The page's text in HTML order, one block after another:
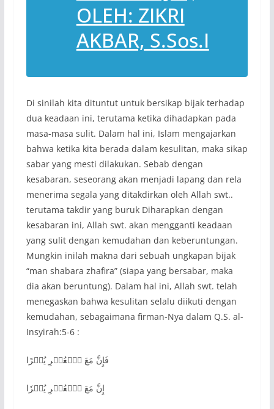
OLEH: ZIKRI
AKBAR, S.Sos.I
Di sinilah kita dituntut untuk bersikap bijak terhadap
dua keadaan ini, terutama ketika dihadapkan pada
masa-masa sulit. Dalam hal ini, Islam mengajarkan
bahwa ketika kita berada dalam kesulitan, maka sikap
sabar yang mesti dilakukan. Sebab dengan
kesabaran, seseorang akan menjadi lapang dan rela
menerima segala yang ditakdirkan oleh Allah swt..
terutama takdir yang buruk Diharapkan dengan
kesabaran ini, Allah swt. akan mengganti keadaan
yang sulit dengan kemudahan dan keberuntungan.
Mungkin inilah makna dari sebuah ungkapan bijak
“man shabara zhafira” (siapa yang bersabar, maka
dia akan beruntung). Dalam hal ini, Allah swt. telah
menegaskan bahwa kesulitan selalu diikuti dengan
kemudahan, sebagaimana firman-Nya dalam Q.S. al-
Insyirah:5-6 :
فَإِنَّ مَعَ ٱلۡعُسۡرِ يُسۡرًا
إِنَّ مَعَ ٱلۡعُسۡرِ يُسۡرٗا